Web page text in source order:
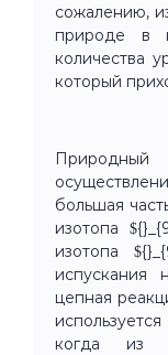
сожалению,
природе в
количества
который
большая
изотопа
изотопа
испускания
цепная
когда из